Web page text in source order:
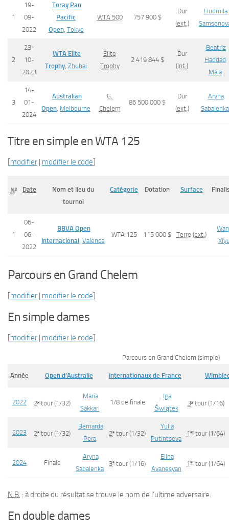
1
19-
09-
2022
Toray Pan
Pacific
Open, Tokyo
WTA 500 757 900 $
Dur
(ext. )
Liudmila
2
23-
10-
2023
WTA Elite
Trophy Zhuhai
Elite
Trophy
2 419 844 $
Dur
(int. )
Beatriz
Haddad
Maia
3
14-
01-
2024
Australian
Open Melbourne
G.
Chelem
86 500 000 $
Dur
(ext. )
Aryna
Sabalenka
Titre en simple en WTA 125
modifier modifier le code
No Date
Nom et lieu du
tournoi
Catégorie Dotation Surface
1
06-
06-
2022
BBVA Open
Internacional, Valence
WTA 125 115 000 $ Terre (ext.)
Parcours en Grand Chelem
[modifier | modifier le code]
En simple dames
[modifier | modifier le code]
Parcours en Grand Chelem (simple)
Année Open d’Australie Internationaux de France
2022 2e tour(1/32)
María
Sákkari
1/8 de finale
Iga
Świątek
3etour(1/16)
2023 2e tour(1/32)
Bernarda
Pera
2e tour(1/32)
Yulia
Putintseva
1 er tour(1/64)
2024 Finale
Aryna
Sabalenka
3e tour(1/16)
Elina
Avanesyan
1 er tour(1/64)
N.B. : à droite du résultat se trouve le nom de l’ultime adversaire.
En double dames